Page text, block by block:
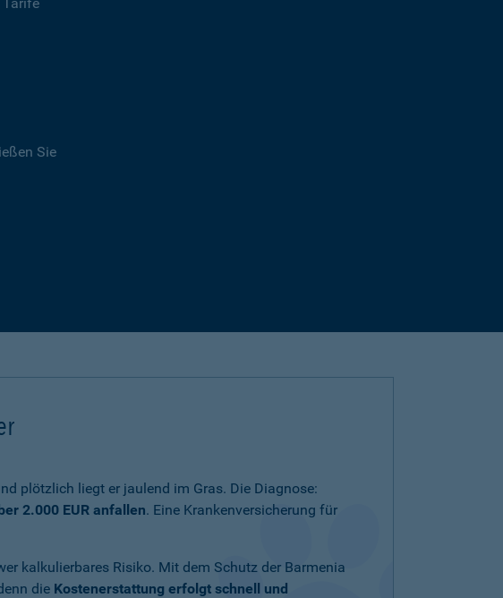
Sie
plötzlich liegt er jaulend im Gras. Die Diagnose:
2.000 EUR anfallen. Eine Krankenversicherung für
kalkulierbares Risiko. Mit dem Schutz der Barmenia
die Kostenerstattung erfolgt schnell und